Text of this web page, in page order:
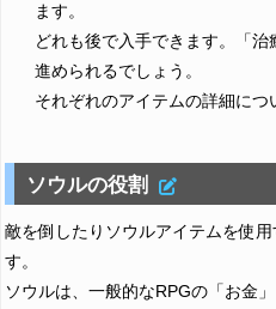
ます。
どれも後で入手できます。「
進められるでしょう。
それぞれのアイテムの詳細につ
ソウルの役割
敵を倒したりソウルアイテムを使
す。
ソウルは、一般的なRPGの「お金